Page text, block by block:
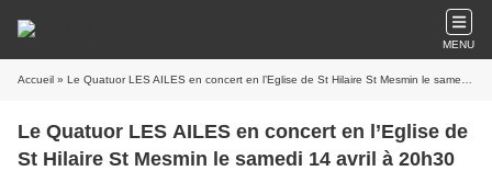
MENU
Accueil » Le Quatuor LES AILES en concert en l’Eglise de St Hilaire St Mesmin le samedi 14 avril à 20h30
Le Quatuor LES AILES en concert en l’Eglise de
St Hilaire St Mesmin le samedi 14 avril à 20h30